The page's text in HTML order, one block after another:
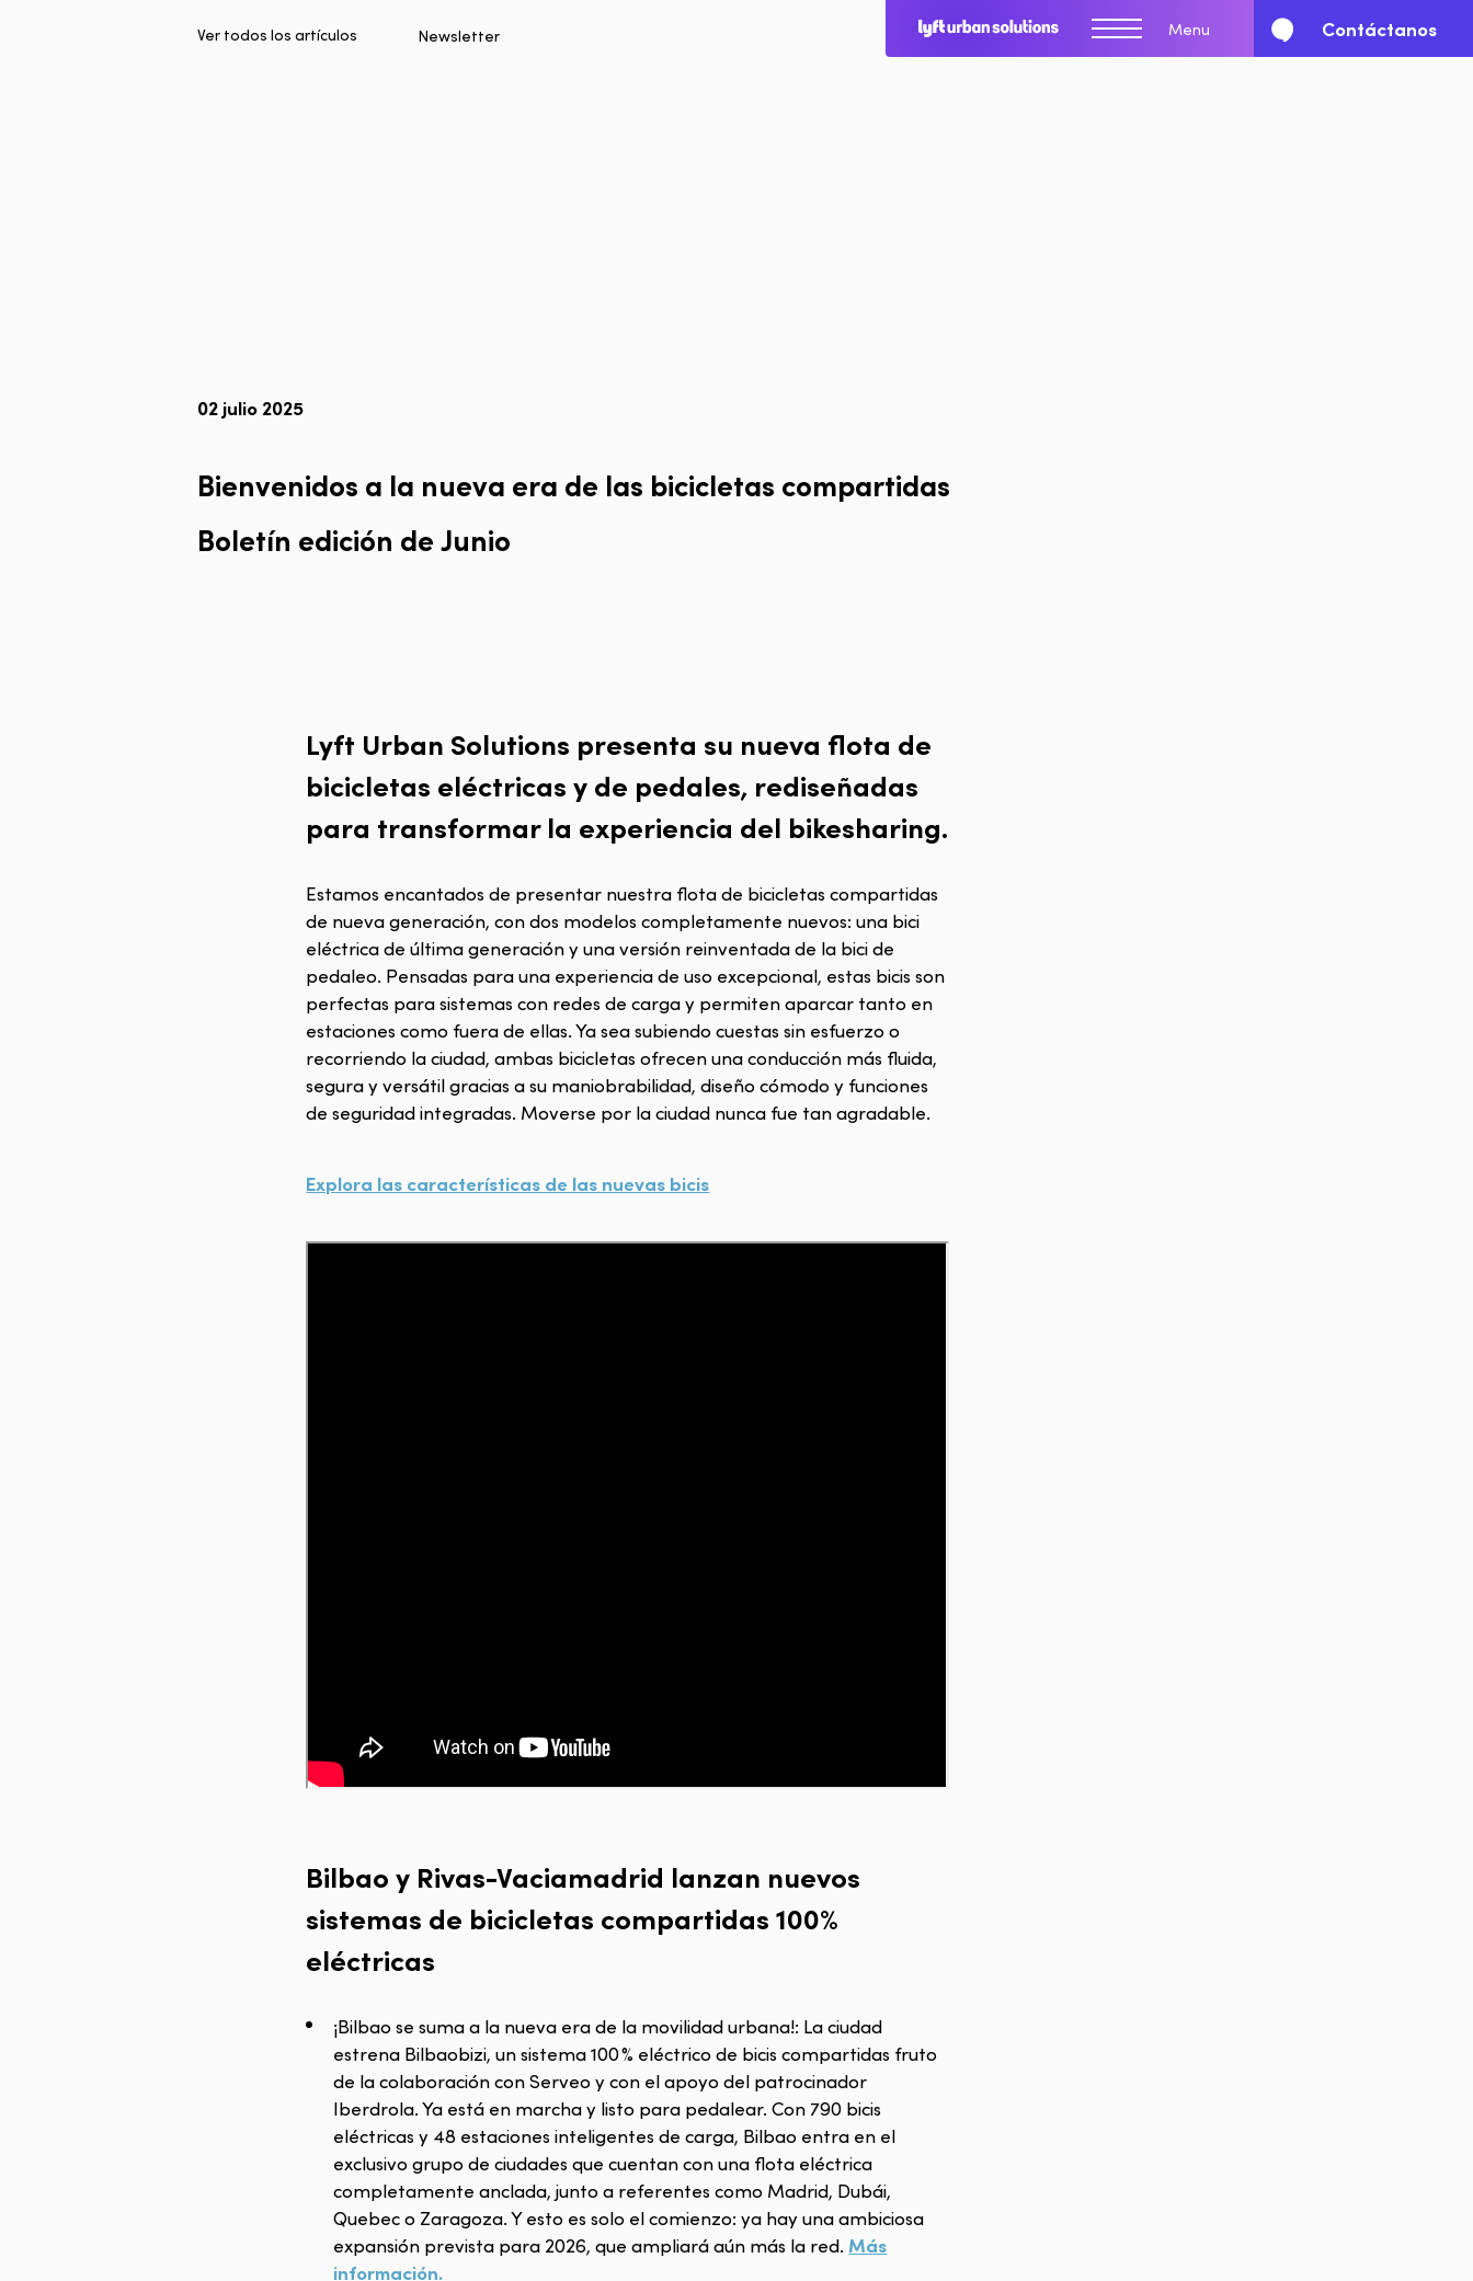
Inicio
Menu Contáctanos
Informe Multimodal de Lyft
Ver todos los artículos Newsletter
02 julio 2025
Bienvenidos a la nueva era de las bicicletas compartidas
Boletín edición deJunio
Lyft Urban Solutions presenta su nueva flota de
bicicletas eléctricas y de pedales, rediseñadas
para transformar la experiencia del bikesharing.
Estamos encantados de presentar nuestra flota de bicicletas compartidas
de nueva generación, con dos modelos completamente nuevos: una bici
eléctrica de última generación y una versión reinventada de la bici de
pedaleo. Pensadas para una experiencia de uso excepcional, estas bicis son
perfectas para sistemas con redes de carga y permiten aparcar tanto en
estaciones como fuera de ellas. Ya sea subiendo cuestas sin esfuerzo o
recorriendo la ciudad, ambas bicicletas ofrecen una conducción más fluida,
segura y versátil gracias a su maniobrabilidad, diseño cómodo y funciones
de seguridad integradas. Moverse por la ciudad nunca fue tan agradable.
Explora las características de las nuevas bicis
Bilbao y Rivas-Vaciamadrid lanzan nuevos
sistemas de bicicletas compartidas 100%
eléctricas
¡Bilbao se suma a la nueva era de la movilidad urbana!: La ciudad
estrena Bilbaobizi, un sistema 100 % eléctrico de bicis compartidas fruto
de la colaboración con Serveo y con el apoyo del patrocinador
Iberdrola. Ya está en marcha y listo para pedalear. Con 790 bicis
eléctricas y 48 estaciones inteligentes de carga, Bilbao entra en el
exclusivo grupo de ciudades que cuentan con una flota eléctrica
completamente anclada, junto a referentes como Madrid, Dubái,
Quebec o Zaragoza. Y esto es solo el comienzo: ya hay una ambiciosa
expansión prevista para 2026, que ampliará aún más la red.Más
información.